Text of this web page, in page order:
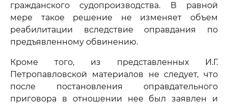
гражданского судопроизводства. В равной
мере такое решение не изменяет объем
реабилитации вследствие оправдания по
предъявленному обвинению.
Кроме того, из представленных И.Г.
Петропавловской материалов не следует, что
после постановления оправдательного
приговора в отношении нее был заявлен и